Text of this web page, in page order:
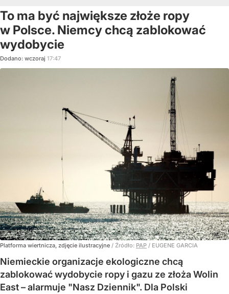
To ma być największe złoże ropy
w Polsce. Niemcy chcą zablokować
wydobycie
Dodano: wczoraj 17:47
Platforma wiertnicza, zdjęcie ilustracyjne / Źródło: PAP / EUGENE GARCIA
Niemieckie organizacje ekologiczne chcą
zablokować wydobycie ropy i gazu ze złoża Wolin
East – alarmuje "Nasz Dziennik". Dla Polski